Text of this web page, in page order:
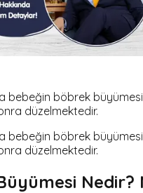
bebeğin böbrek
düzelmektedir.
bebeğin böbrek
düzelmektedir.
Nedir?